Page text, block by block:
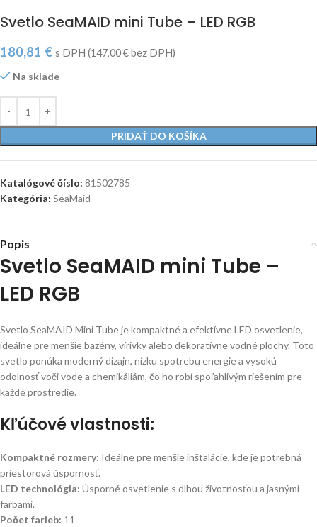
Svetlo SeaMAID mini Tube – LED RGB
180,81 € s DPH (147,00€ bez DPH)
Na sklade
PRIDAŤ DO KOŠÍKA
Katalógové číslo: 81502785
Kategória: SeaMaid
Popis
Svetlo SeaMAID mini Tube –
LED RGB
Svetlo SeaMAID Mini Tube je kompaktné a efektívne LED osvetlenie,
ideálne pre menšie bazény, vírivky alebo dekoratívne vodné plochy. Toto
svetlo ponúka moderný dizajn, nízku spotrebu energie a vysokú
odolnosť voči vode a chemikáliám, čo ho robí spoľahlivým riešením pre
každé prostredie.
Kľúčové vlastnosti:
Kompaktné rozmery: Ideálne pre menšie inštalácie, kde je potrebná
priestorová úspornosť.
LED technológia: Úsporné osvetlenie s dlhou životnosťou a jasnými
farbami.
Počet farieb: 11